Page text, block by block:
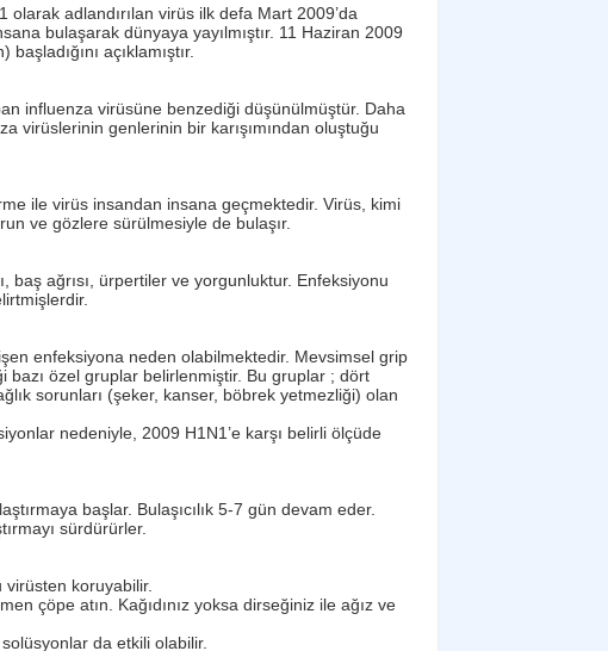
adlandırılan virüs ilk defa Mart 2009’da
bulaşarak dünyaya yayılmıştır. 11 Haziran 2009
açıklamıştır.
influenza virüsüne benzediği düşünülmüştür. Daha
virüslerinin genlerinin bir karışımından oluştuğu
ile virüs insandan insana geçmektedir. Virüs, kimi
ve gözlere sürülmesiyle de bulaşır.
baş ağrısı, ürpertiler ve yorgunluktur. Enfeksiyonu
enfeksiyona neden olabilmektedir. Mevsimsel grip
bazı özel gruplar belirlenmiştir. Bu gruplar ; dört
sorunları (şeker, kanser, böbrek yetmezliği) olan
nedeniyle, 2009 H1N1’e karşı belirli ölçüde
başlar. Bulaşıcılık 5-7 gün devam eder.
sürdürürler.
koruyabilir.
çöpe atın. Kağıdınız yoksa dirseğiniz ile ağız ve
da etkili olabilir.